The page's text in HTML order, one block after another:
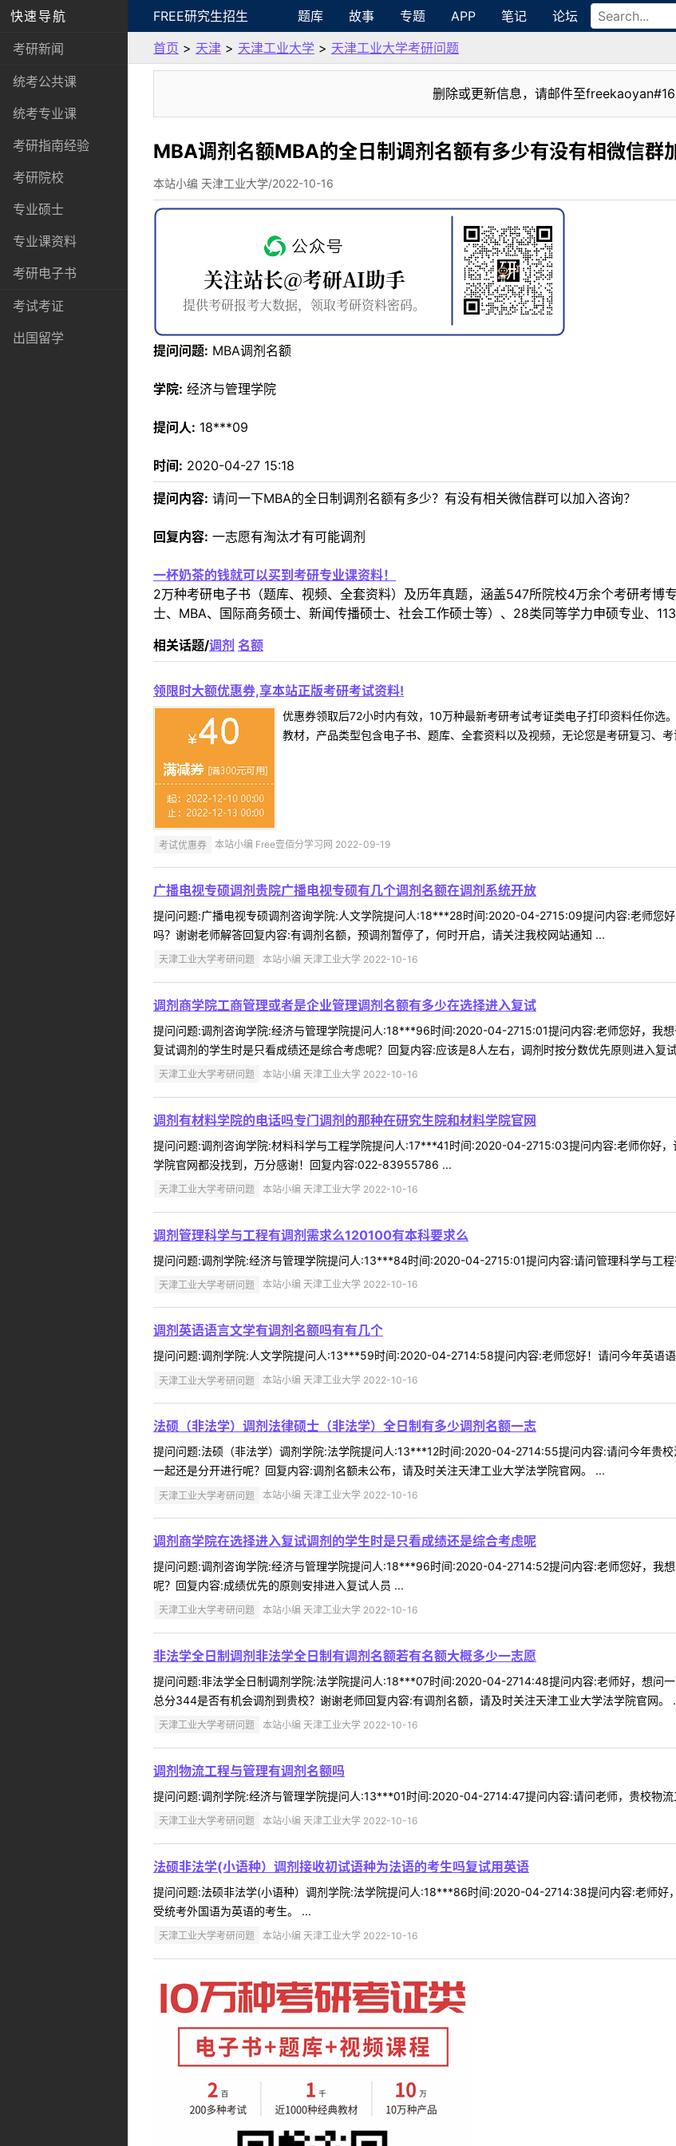
快速导航
考研新闻
统考公共课
统考专业课
考研指南经验
考研院校
专业硕士
专业课资料
考研电子书
考试考证
出国留学
FREE研究生招生 题库 故事 专题 APP 笔记 论坛
首页 > 天津 > 天津工业大学 > 天津工业大学考研问题
删除或更新信息，请邮件至
MBA调剂名额MBA的全日制调剂名额有多少有没有相微信群
本站小编 天津工业大学/2022-10-16
提问问题: MBA调剂名额
学院: 经济与管理学院
提问人: 18***09
时间: 2020-04-27 15:18
提问内容: 请问一下MBA的全日制调剂名额有多少？有没有相关微信群可以加入咨询？
回复内容: 一志愿有淘汰才有可能调剂
一杯奶茶的钱就可以买到考研专业课资料！
2万种考研电子书（题库、视频、全套资料）及历年真题，涵盖547所院校4万余个考研考博
士、MBA、国际商务硕士、新闻传播硕士、社会工作硕士等）、28类同等学力申硕专业、
相关话题/调剂 名额
领限时大额优惠券,享本站正版考研考试资料!
优惠券领取后72小时内有效，10万种最新考研考试考证类电子打印资料任你
教材，产品类型包含电子书、题库、全套资料以及视频，无论您是考研复习、
考试优惠券 本站小编 Free壹佰分学习网 2022-09-19
广播电视专硕调剂贵院广播电视专硕有几个调剂名额在调剂系统开放
提问问题:广播电视专硕调剂咨询学院:人文学院提问人:18***28时间:2020-04-2715:09提问内容:老师您
吗？谢谢老师解答回复内容:有调剂名额，预调剂暂停了，何时开启，请关注我校网站通知 ...
天津工业大学考研问题 本站小编 天津工业大学 2022-10-16
调剂商学院工商管理或者是企业管理调剂名额有多少在选择进入复试
提问问题:调剂咨询学院:经济与管理学院提问人:18***96时间:2020-04-2715:01提问内容:老师您好，我
复试调剂的学生时是只看成绩还是综合考虑呢？回复内容:应该是8人左右，调剂时按分数优先原则进入复
天津工业大学考研问题 本站小编 天津工业大学 2022-10-16
调剂有材料学院的电话吗专门调剂的那种在研究生院和材料学院官网
提问问题:调剂咨询学院:材料科学与工程学院提问人:17***41时间:2020-04-2715:03提问内容:老师你好
学院官网都没找到，万分感谢！回复内容:022-83955786 ...
天津工业大学考研问题 本站小编 天津工业大学 2022-10-16
调剂管理科学与工程有调剂需求么120100有本科要求么
提问问题:调剂学院:经济与管理学院提问人:13***84时间:2020-04-2715:01提问内容:请问管理科学与工
天津工业大学考研问题 本站小编 天津工业大学 2022-10-16
调剂英语语言文学有调剂名额吗有有几个
提问问题:调剂学院:人文学院提问人:13***59时间:2020-04-2714:58提问内容:老师您好！请问今年英语
天津工业大学考研问题 本站小编 天津工业大学 2022-10-16
法硕（非法学）调剂法律硕士（非法学）全日制有多少调剂名额一志
提问问题:法硕（非法学）调剂学院:法学院提问人:13***12时间:2020-04-2714:55提问内容:请问今年贵
一起还是分开进行呢？回复内容:调剂名额未公布，请及时关注天津工业大学法学院官网。 ...
天津工业大学考研问题 本站小编 天津工业大学 2022-10-16
调剂商学院在选择进入复试调剂的学生时是只看成绩还是综合考虑呢
提问问题:调剂咨询学院:经济与管理学院提问人:18***96时间:2020-04-2714:52提问内容:老师您好，我
呢？回复内容:成绩优先的原则安排进入复试人员 ...
天津工业大学考研问题 本站小编 天津工业大学 2022-10-16
非法学全日制调剂非法学全日制有调剂名额若有名额大概多少一志愿
提问问题:非法学全日制调剂学院:法学院提问人:18***07时间:2020-04-2714:48提问内容:老师好，想问
总分344是否有机会调剂到贵校？谢谢老师回复内容:有调剂名额，请及时关注天津工业大学法学院官网。
天津工业大学考研问题 本站小编 天津工业大学 2022-10-16
调剂物流工程与管理有调剂名额吗
提问问题:调剂学院:经济与管理学院提问人:13***01时间:2020-04-2714:47提问内容:请问老师，贵校物
天津工业大学考研问题 本站小编 天津工业大学 2022-10-16
法硕非法学(小语种）调剂接收初试语种为法语的考生吗复试用英语
提问问题:法硕非法学(小语种）调剂学院:法学院提问人:18***86时间:2020-04-2714:38提问内容:老师好
受统考外国语为英语的考生。 ...
天津工业大学考研问题 本站小编 天津工业大学 2022-10-16